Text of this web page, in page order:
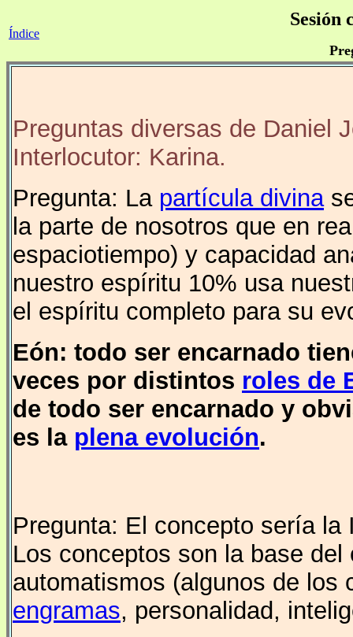
Índice
Sesión
Preguntas diversas de Daniel
Interlocutor: Karina.
Pregunta: La partícula divina
la parte de nosotros que en
espaciotiempo) y capacidad
nuestro espíritu 10% usa
el espíritu completo para su
Eón: todo ser encarnado
veces por distintos roles de
de todo ser encarnado y
es la plena evolución.
Pregunta: El concepto sería
Los conceptos son la base
automatismos (algunos de
engramas, personalidad,